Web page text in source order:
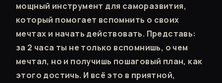
мощный инструмент для саморазвития,
который помогает вспомнить о своих
мечтах и начать действовать. Представь:
за 2 часа ты не только вспомнишь, о чем
мечтал, но и получишь пошаговый план, как
этого достичь. И всё это в приятной,